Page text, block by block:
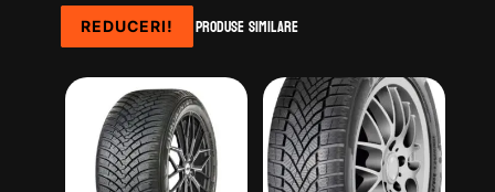
Produse similare
REDUCERI!
REDUCERI!
REDUCERI!
REDUCERI!